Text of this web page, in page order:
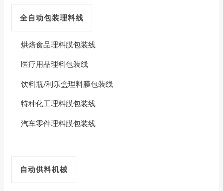
全自动包装理料线
烘焙食品理料膜包装线
医疗用品理料包装线
饮料瓶/利乐盒理料膜包装线
特种化工理料膜包装线
汽车零件理料膜包装线
自动供料机械